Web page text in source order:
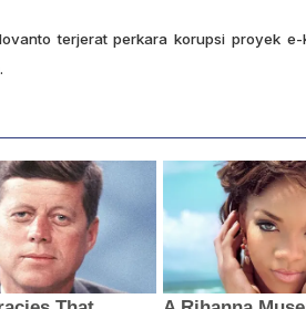
terjerat perkara korupsi proyek